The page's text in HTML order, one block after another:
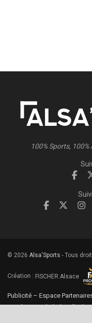
100% Sports,
© 2026 Alsa'Sports - Tous
Création : FISCHER.Alsace
Publicité – Espace
Conditions générales